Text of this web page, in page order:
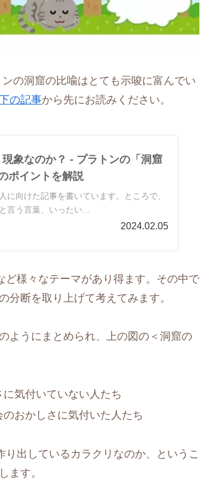
の洞窟の比喩はとても示唆に富んでい
の記事から先にお読みください。
象なのか？ - プラトンの「洞窟
ポイントを解説
に向けた記事を書いています。ところで、
言う言葉、いったい...
2024.02.05
ど様々なテーマがあり得ます。その中で
分断を取り上げて考えてみます。
ようにまとめられ、上の図の＜洞窟の
気付いていない人たち
おかしさに気付いた人たち
り出しているカラクリなのか、というこ
ます。